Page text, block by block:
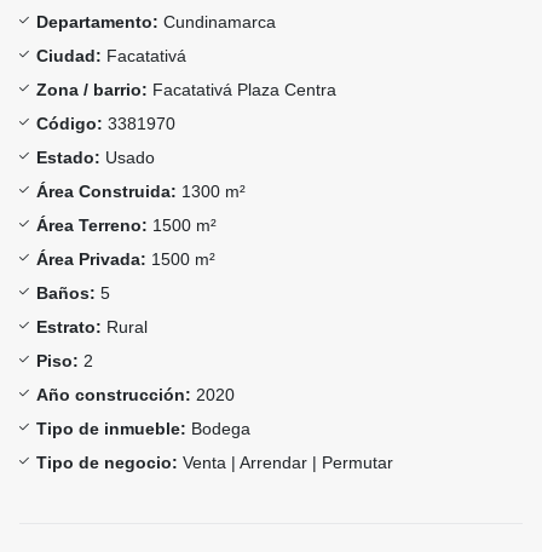
Departamento: Cundinamarca
Ciudad: Facatativá
Zona / barrio: Facatativá Plaza Centra
Código: 3381970
Estado: Usado
Área Construida: 1300 m²
Área Terreno: 1500 m²
Área Privada: 1500 m²
Baños: 5
Estrato: Rural
Piso: 2
Año construcción: 2020
Tipo de inmueble: Bodega
Tipo de negocio: Venta | Arrendar | Permutar